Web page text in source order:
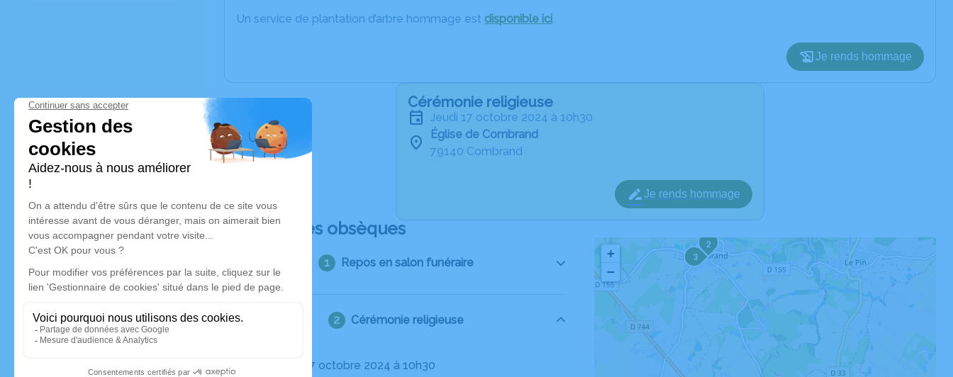
Un service de plantation d’arbre hommage est disponible ici.
Je rends hommage
Cérémonie religieuse
jeudi 17 octobre 2024 à 10h30
Église de Combrand
79140 Combrand
Je rends hommage
Déroulé des obsèques
Repos en salon funéraire
Cérémonie religieuse
Le jeudi 17 octobre 2024 à 10h30
2
3
+
−